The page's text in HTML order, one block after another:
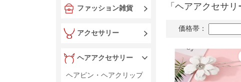
ファッション雑貨
アクセサリー
ヘアアクセサリー
ヘアピン・ヘアクリップ
「ヘアアクセサ
価格帯：